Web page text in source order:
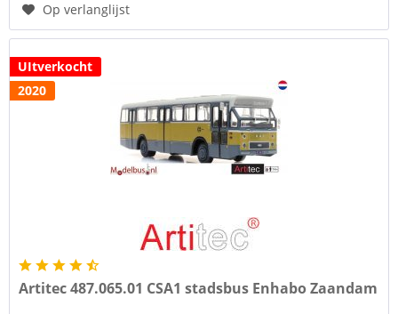
Op verlanglijst
UItverkocht
2020
Artitec 487.065.01 CSA1 stadsbus Enhabo Zaandam